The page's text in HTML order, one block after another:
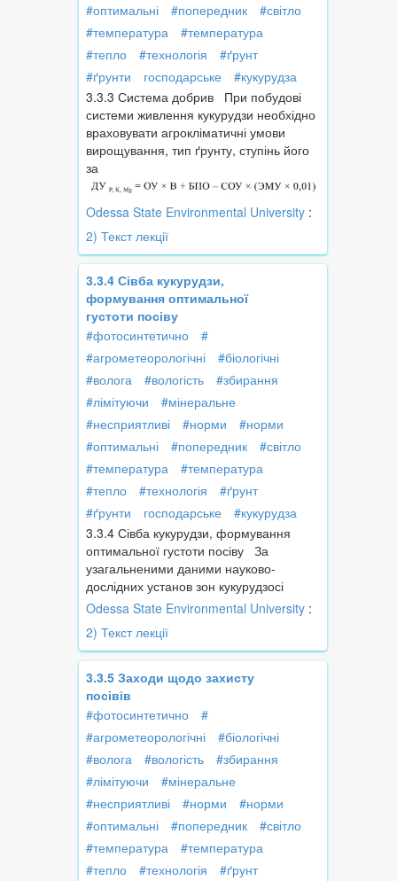
#оптимальні
#попередник
#світло
#температура
#температура
#тепло
#технологія
#ґрунт
#ґрунти
господарське
#кукурудза
3.3.3 Система добрив При побудові
системи живлення кукурудзи необхідно
враховувати агрокліматичні умови
вирощування, тип ґрунту, ступінь його
за
Odessa State Environmental University :
2) Текст лекції
3.3.4 Сівба кукурудзи,
формування оптимальної
густоти посіву
#фотосинтетично
#
#агрометеорологічні
#біологічні
#волога
#вологість
#збирання
#лімітуючи
#мінеральне
#несприятливі
#норми
#норми
#оптимальні
#попередник
#світло
#температура
#температура
#тепло
#технологія
#ґрунт
#ґрунти
господарське
#кукурудза
3.3.4 Сівба кукурудзи, формування
оптимальної густоти посіву За
узагальненими даними науково-
дослідних установ зон кукурудзосі
Odessa State Environmental University :
2) Текст лекції
3.3.5 Заходи щодо захисту
посівів
#фотосинтетично
#
#агрометеорологічні
#біологічні
#волога
#вологість
#збирання
#лімітуючи
#мінеральне
#несприятливі
#норми
#норми
#оптимальні
#попередник
#світло
#температура
#температура
#тепло
#технологія #ґрунт